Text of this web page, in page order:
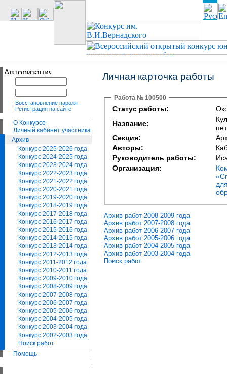
Восстановление пароля
Регистрация на сайте
О Конкурсе
Личный кабинет участника
Архив
Конкурс 2025-2026 года
Конкурс 2024-2025 года
Конкурс 2023-2024 года
Конкурс 2022-2023 года
Конкурс 2021-2022 года
Конкурс 2020-2021 года
Конкурс 2019-2020 года
Конкурс 2018-2019 года
Конкурс 2017-2018 года
Конкурс 2016-2017 года
Конкурс 2015-2016 года
Конкурс 2014-2015 года
Конкурс 2013-2014 года
Конкурс 2012-2013 года
Конкурс 2011-2012 года
Конкурс 2010-2011 года
Конкурс 2009-2010 года
Конкурс 2008-2009 года
Конкурс 2007-2008 года
Конкурс 2006-2007 года
Конкурс 2005-2006 года
Конкурс 2004-2005 года
Конкурс 2003-2004 года
Конкурс 2002-2003 года
Поиск работ
Помощь
Личная карточка работы
Работа № 100500
Статус работы:
Название:
Секция:
Авторы:
Руководитель работы:
Организация:
Архив работ 2008-2009 года
Архив работ 2007-2008 года
Архив работ 2006-2007 года
Архив работ 2005-2006 года
Архив работ 2004-2005 года
Архив работ 2003-2004 года
Поиск работ